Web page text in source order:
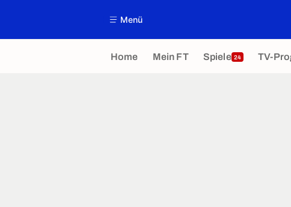
Menü
Home Mein FT Spiele 24 TV-